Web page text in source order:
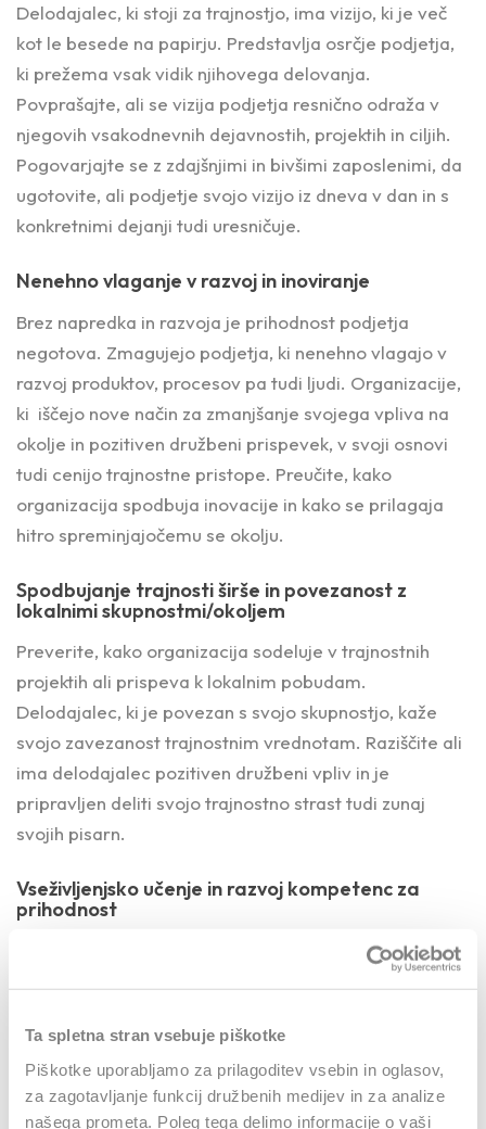
Ta spletna stran vsebuje piškotke
Piškotke uporabljamo za prilagoditev vsebin in oglasov,
za zagotavljanje funkcij družbenih medijev in za analize
našega prometa. Poleg tega delimo informacije o vaši
Delodajalec, ki stoji za trajnostjo, ima vizijo, ki je več
kot le besede na papirju. Predstavlja osrčje podjetja,
ki prežema vsak vidik njihovega delovanja.
Povprašajte, ali se vizija podjetja resnično odraža v
njegovih vsakodnevnih dejavnostih, projektih in ciljih.
Pogovarjajte se z zdajšnjimi in bivšimi zaposlenimi, da
ugotovite, ali podjetje svojo vizijo iz dneva v dan in s
konkretnimi dejanji tudi uresničuje.
Nenehno vlaganje v razvoj in inoviranje
Brez napredka in razvoja je prihodnost podjetja
negotova. Zmagujejo podjetja, ki nenehno vlagajo v
razvoj produktov, procesov pa tudi ljudi. Organizacije,
ki iščejo nove način za zmanjšanje svojega vpliva na
okolje in pozitiven družbeni prispevek, v svoji osnovi
tudi cenijo trajnostne pristope. Preučite, kako
organizacija spodbuja inovacije in kako se prilagaja
hitro spreminjajočemu se okolju.
Spodbujanje trajnosti širše in povezanost z
lokalnimi skupnostmi/okoljem
Preverite, kako organizacija sodeluje v trajnostnih
projektih ali prispeva k lokalnim pobudam.
Delodajalec, ki je povezan s svojo skupnostjo, kaže
svojo zavezanost trajnostnim vrednotam. Raziščite ali
ima delodajalec pozitiven družbeni vpliv in je
pripravljen deliti svojo trajnostno strast tudi zunaj
svojih pisarn.
Vseživljenjsko učenje in razvoj kompetenc za
prihodnost
Podrobneje raziščite ali podjetje omogoča različna
usposabljanja in izobraževanja o trajnosti ter ali
/skupnostnih/pobudah. Preučite ali podjetje interno
spodbuja vseživljenjsko učenje zaposlenih in razvoj
kompetenc za prihodnost. Pozanimajte se, katere